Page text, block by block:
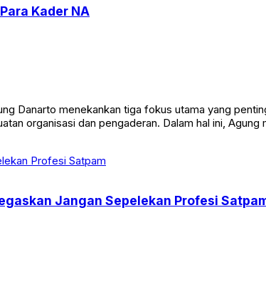
Kader NA
Danarto menekankan tiga fokus utama yang
organisasi dan pengaderan. Dalam hal ini, Agung
Jangan Sepelekan Profesi